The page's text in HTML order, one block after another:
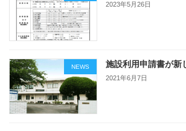
2023年5月26日
NEWS 施設利用申請書が新
2021年6月7日